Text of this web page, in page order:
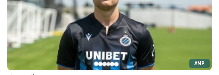
ANP